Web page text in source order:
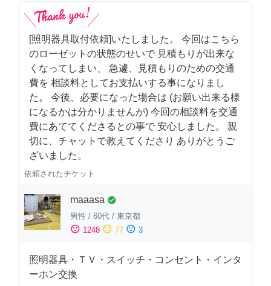
[照明器具取付依頼]いたしました。 今回はこちら
のローゼットの状態のせいで 見積もりが出来な
くなってしまい、 急遽、見積もりのための交通
費を 相談料としてお支払いする事になりまし
た。 今後、必要になった場合は (お願い出来る様
になるかは分かりませんが) 今回の相談料を交通
費にあててくださるとの事で 安心しました。 親
切に、チャットで教えてくださり ありがとうご
ざいました。
依頼されたチケット
maaasa check_circle
男性 / 60代 / 東京都
sentiment_satisfied 1248 sentiment_neutral 77 sentiment_dissatisfied 3
照明器具・ＴＶ・スイッチ・コンセント・インタ
ーホン交換